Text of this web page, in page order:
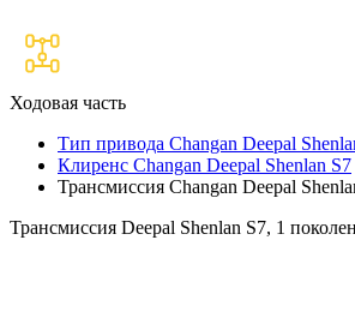
Ходовая часть
Тип привода Changan Deepal
Клиренс Changan Deepal Shenlan S7
Трансмиссия Changan Deepal
Трансмиссия Deepal Shenlan S7, 1